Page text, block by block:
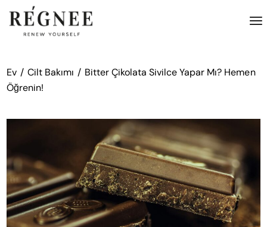
atla
Ev Cilt Bakımı
Bitter Çikolata Sivilce Yapar Mı? Hemen
Öğrenin!